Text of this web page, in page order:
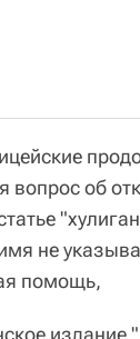
вопрос об
не
помощь,
издание